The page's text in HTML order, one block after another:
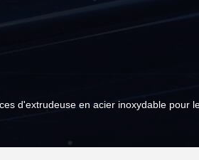
d'extrudeuse en acier inoxydable pour